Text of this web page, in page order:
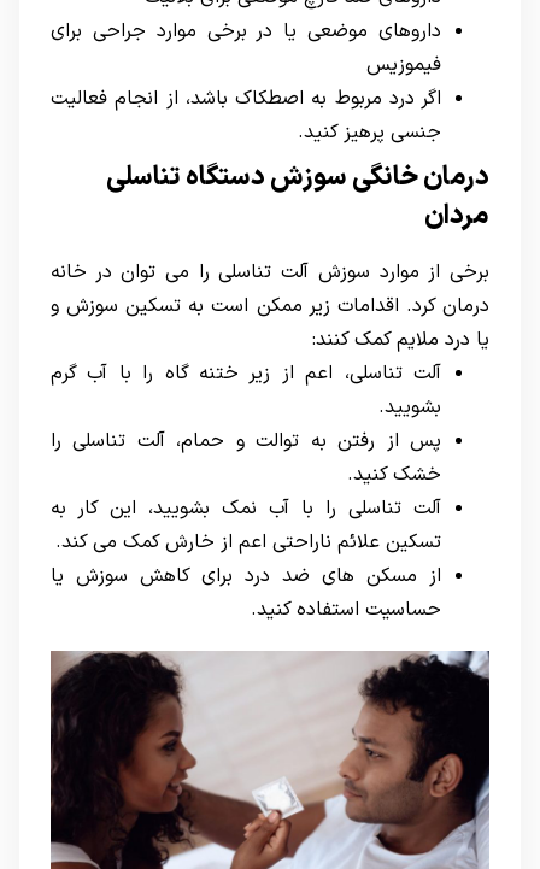
داروهای موضعی یا در برخی موارد جراحی برای
فیموزیس
اگر درد مربوط به اصطکاک باشد، از انجام فعالیت
جنسی پرهیز کنید.
درمان خانگی سوزش دستگاه تناسلی
مردان
برخی از موارد سوزش آلت تناسلی را می توان در خانه
درمان کرد. اقدامات زیر ممکن است به تسکین سوزش و
یا درد ملایم کمک کنند:
آلت تناسلی، اعم از زیر ختنه گاه را با آب گرم
بشویید.
پس از رفتن به توالت و حمام، آلت تناسلی را
خشک کنید.
آلت تناسلی را با آب نمک بشویید، این کار به
تسکین علائم ناراحتی اعم از خارش کمک می کند.
از مسکن های ضد درد برای کاهش سوزش یا
حساسیت استفاده کنید.